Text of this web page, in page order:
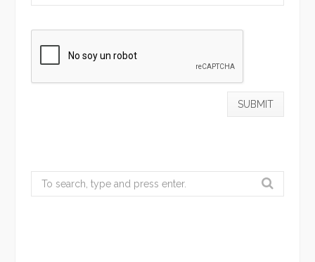
Search
for: